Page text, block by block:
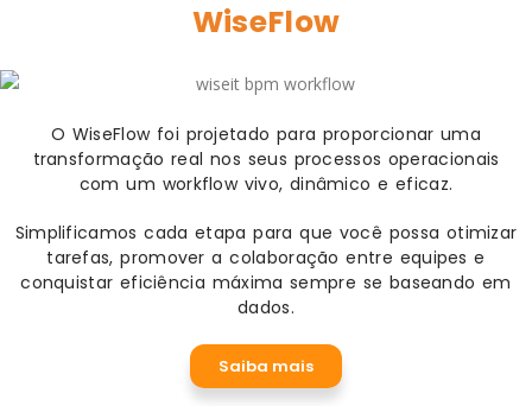
WiseFlow
O WiseFlow foi projetado para proporcionar uma
transformação real nos seus processos operacionais
com um workflow vivo, dinâmico e eficaz.
Simplificamos cada etapa para que você possa otimizar
tarefas, promover a colaboração entre equipes e
conquistar eficiência máxima sempre se baseando em
dados.
Saiba mais